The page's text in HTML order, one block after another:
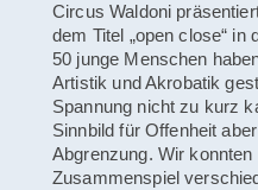
Circus Waldoni
dem Titel „open close“
50 junge Menschen
Artistik und Akrobatik
Spannung nicht zu kurz
Sinnbild für Offenheit
Abgrenzung. Wir
Zusammenspiel